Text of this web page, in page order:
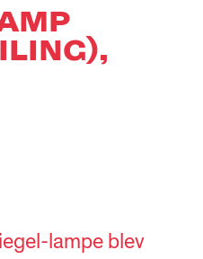
lampe blev